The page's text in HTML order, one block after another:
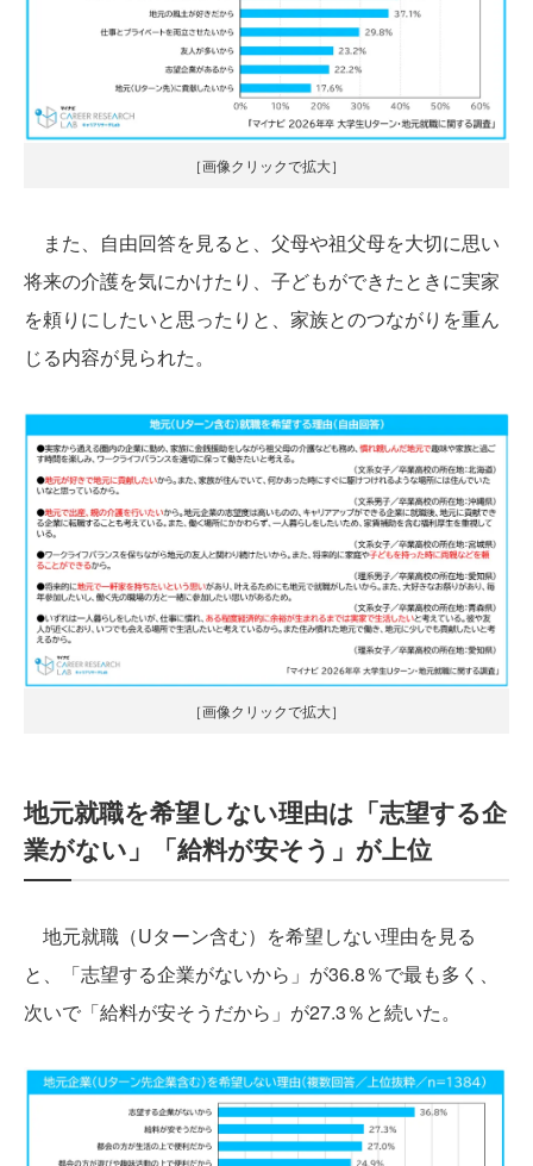
［画像クリックで拡大］
また、自由回答を見ると、父母や祖父母を大切に思い
将来の介護を気にかけたり、子どもができたときに実家
を頼りにしたいと思ったりと、家族とのつながりを重ん
じる内容が見られた。
［画像クリックで拡大］
地元就職を希望しない理由は「志望する企
業がない」「給料が安そう」が上位
地元就職（Uターン含む）を希望しない理由を見る
と、「志望する企業がないから」が36.8％で最も多く、
次いで「給料が安そうだから」が27.3％と続いた。